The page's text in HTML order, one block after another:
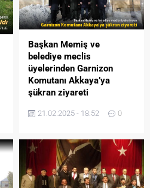
Başkan Memiş ve
belediye meclis
üyelerinden Garnizon
Komutanı Akkaya’ya
şükran ziyareti
Bayburt Portalı – Bayburt’un
Düşman İşgalinden
dönümü dolayısıyla Belediye
Başkanı Mete Memiş ve
belediye meclis üyeleri Türk
Silahlı Kuvvetleri nezdinde
21.02.2025 - 18:52 0